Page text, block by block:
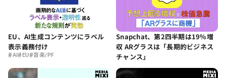
EU、AI生成コンテンツにラベル
表示義務付け
#AI#EU#音楽/PF
Snapchat、第2四半期は19%増
収 ARグラスは「長期的ビジネス
チャンス」